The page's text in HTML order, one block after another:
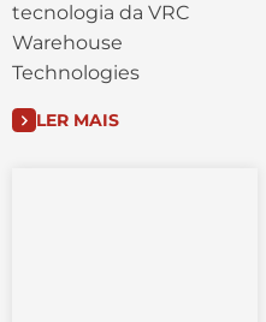
tecnologia da VRC
Warehouse
Technologies
LER MAIS